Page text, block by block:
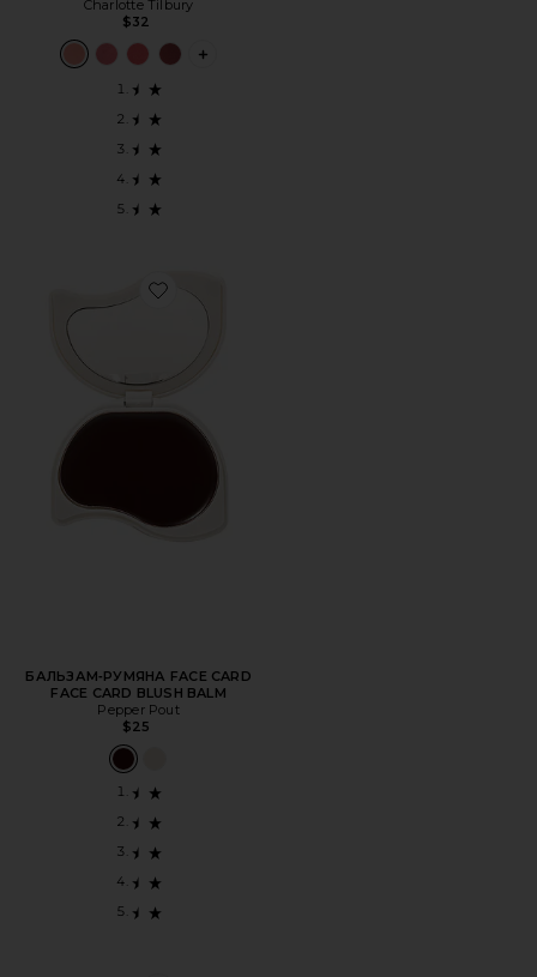
Charlotte Tilbury
$32
PLUS ICON TO SEE MORE OPTIONS
Favorite БАЛЬЗАМ‑РУМЯНА FACE CARD FACE CARD
БАЛЬЗАМ‑РУМЯНА FACE CARD
FACE CARD BLUSH BALM
Pepper Pout
$25